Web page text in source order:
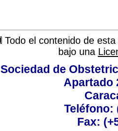
Todo el contenido de
bajo una
Sociedad de
Apartado
Teléfono:
Fax: